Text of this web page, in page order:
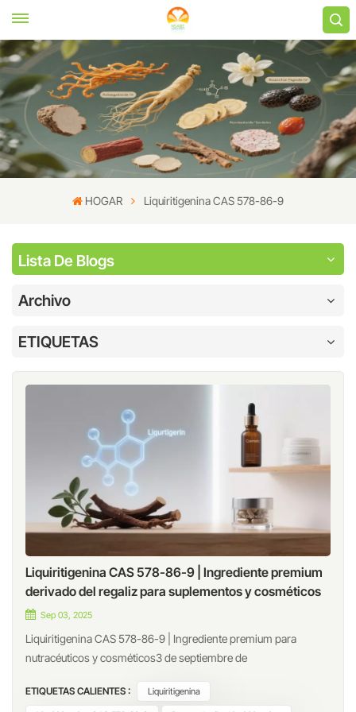
HOGAR Liquiritigenina CAS 578-86-9
Lista De Blogs
Archivo
ETIQUETAS
Liquiritigenina CAS 578-86-9 | Ingrediente premium
derivado del regaliz para suplementos y cosméticos
Sep 03, 2025
Liquiritigenina CAS 578-86-9 | Ingrediente premium para
nutracéuticos y cosméticos3 de septiembre de
derivado principalmente de la raíz de regaliz (Glycyrrhiza spp.).
ETIQUETAS CALIENTES : Liquiritigenina